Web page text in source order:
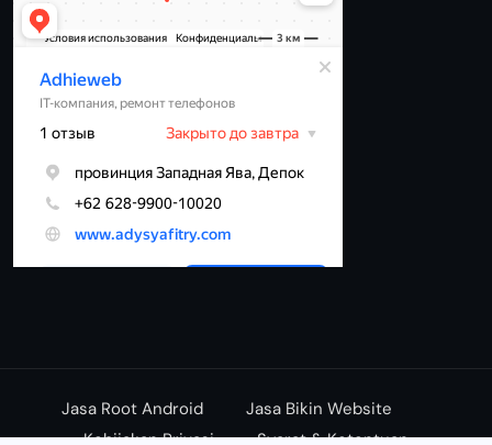
Jasa Root Android
Jasa Bikin Website
Kebijakan Privasi
Syarat & Ketentuan